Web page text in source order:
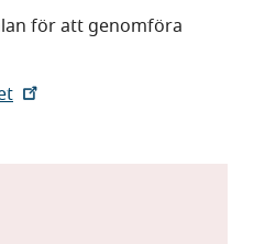
för att genomföra